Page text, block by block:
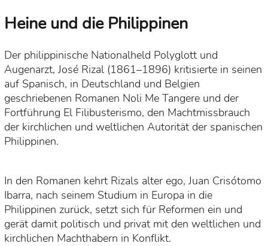
Heine und die Philippinen
Der philippinische Nationalheld Polyglott und
Augenarzt, José Rizal (1861–1896) kritisierte in seinen
auf Spanisch, in Deutschland und Belgien
geschriebenen Romanen Noli Me Tangere und der
Fortführung El Filibusterismo, den Machtmissbrauch
der kirchlichen und weltlichen Autorität der spanischen
Philippinen.
In den Romanen kehrt Rizals alter ego, Juan Crisótomo
Ibarra, nach seinem Studium in Europa in die
Philippinen zurück, setzt sich für Reformen ein und
gerät damit politisch und privat mit den weltlichen und
kirchlichen Machthabern in Konflikt.